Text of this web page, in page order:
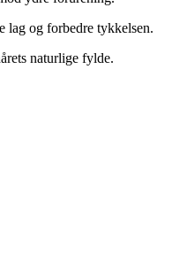
lag og forbedre tykkelsen.
naturlige fylde.